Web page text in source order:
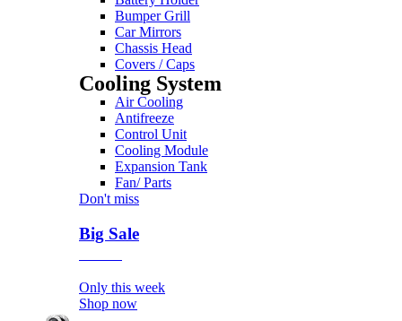
Bumper Grill
Car Mirrors
Chassis Head
Covers / Caps
Cooling System
Air Cooling
Antifreeze
Control Unit
Cooling Module
Expansion Tank
Fan/ Parts
Don't miss
Big Sale
Only this week
Shop now